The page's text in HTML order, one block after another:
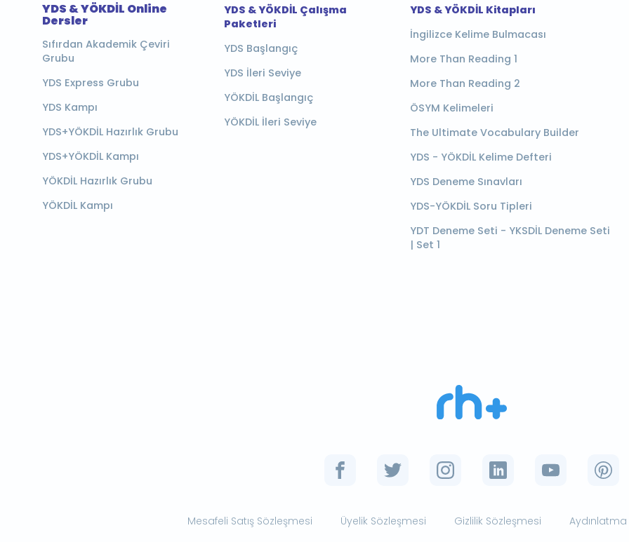
YDS & YÖKDİL Online
Dersler
Sıfırdan Akademik Çeviri
Grubu
YDS Express Grubu
YDS Kampı
YDS+YÖKDİL Hazırlık Grubu
YDS+YÖKDİL Kampı
YÖKDİL Hazırlık Grubu
YÖKDİL Kampı
YDS & YÖKDİL Çalışma
Paketleri
YDS Başlangıç
YDS İleri Seviye
YÖKDİL Başlangıç
YÖKDİL İleri Seviye
YDS & YÖKDİL Kitapları
İngilizce Kelime Bulmacası
More Than Reading 1
More Than Reading 2
ÖSYM Kelimeleri
The Ultimate Vocabulary Builder
YDS - YÖKDİL Kelime Defteri
YDS Deneme Sınavları
YDS-YÖKDİL Soru Tipleri
YDT Deneme Seti - YKSDİL Deneme Seti
| Set 1
Mesafeli Satış Sözleşmesi Üyelik Sözleşmesi Gizlilik Sözleşmesi